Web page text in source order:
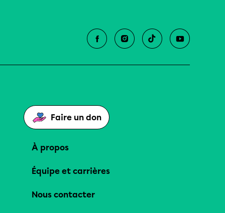
Faire un don
À propos
Équipe et carrières
Nous contacter